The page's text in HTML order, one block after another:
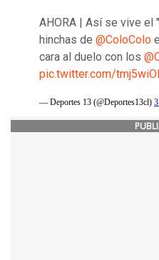
AHORA | Así se vive el
hinchas de @ColoColo
cara al duelo con los
pic.twitter.com/
— Deportes 13 (@Deportes13cl)